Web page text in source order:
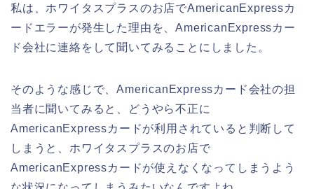
私は、ホワイタスプラスのお店でAmericanExpressカ
ードエラーが発生した理由を、AmericanExpressカー
ド会社に連絡をして聞いてみることにしました。
そのような感じで、AmericanExpressカード会社の担
当者に聞いてみると、どうやら不正に
AmericanExpressカードが利用されていると判断して
しまうと、ホワイタスプラスのお店で
AmericanExpressカードが使えなくなってしまうよう